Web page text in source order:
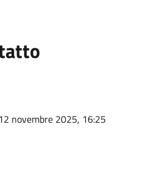
novembre 2025, 16:25